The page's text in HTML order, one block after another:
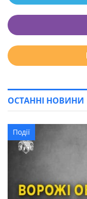
ОСТАННІ НОВИНИ
Події